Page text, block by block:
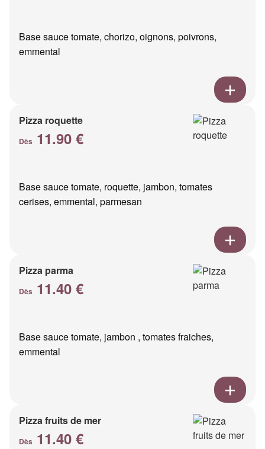
Base sauce tomate, chorizo, oignons, poivrons,
emmental
Pizza roquette
Dès 11.90 €
Base sauce tomate, roquette, jambon, tomates
cerises, emmental, parmesan
Pizza parma
Dès 11.40 €
Base sauce tomate, jambon , tomates fraiches,
emmental
Pizza fruits de mer
Dès 11.40 €